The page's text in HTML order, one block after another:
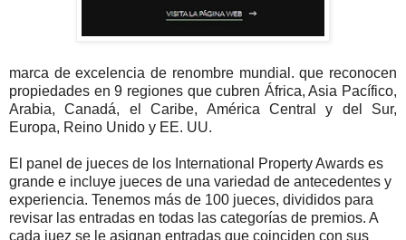
marca de excelencia de renombre mundial. que reconocen
propiedades en 9 regiones que cubren África, Asia Pacífico,
Arabia, Canadá, el Caribe, América Central y del Sur,
Europa, Reino Unido y EE. UU.
El panel de jueces de los International Property Awards es
grande e incluye jueces de una variedad de antecedentes y
experiencia. Tenemos más de 100 jueces, divididos para
revisar las entradas en todas las categorías de premios. A
cada juez se le asignan entradas que coinciden con sus